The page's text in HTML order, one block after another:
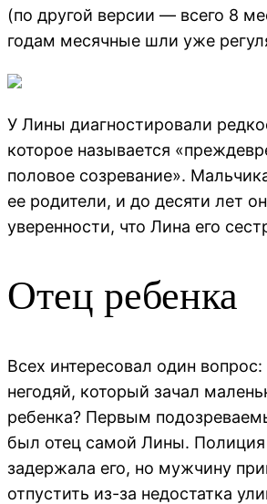
(по другой версии — всего 8
годам месячные шли уже
У Лины диагностировали
которое называется
половое созревание».
ее родители, и до десяти лет
уверенности, что Лина его
Отец ребенка
Всех интересовал один
негодяй, который зачал
ребенка? Первым
был отец самой Лины.
задержала его, но мужчину
отпустить из-за недостатка